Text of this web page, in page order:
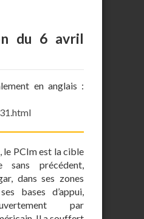
du 6 avril
en anglais :
le PCIm est la cible
sans précédent,
dans ses zones
bases d’appui,
par